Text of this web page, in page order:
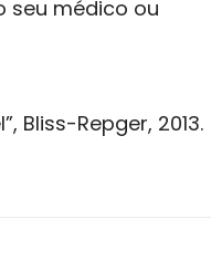
seu médico ou
Bliss-Repger, 2013.